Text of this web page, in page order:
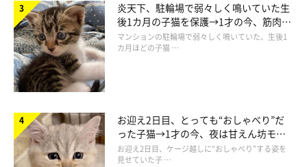
炎天下、駐輪場で弱々しく鳴いていた生
後1カ月の子猫を保護→1才の今、筋肉質
でツンデレなコに成長
マンションの駐輪場で弱々しく鳴いていた、生後1
カ月ほどの子猫 …
お迎え2日目、とっても“おしゃべり”だ
った子猫→1才の今、夜は甘えん坊モー
ドになるコに成長！
お迎え2日目、ケージ越しに“おしゃべり”する姿を
見せていた子 …